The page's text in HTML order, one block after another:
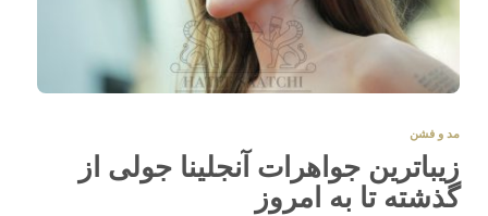
مد و فشن
زیباترین جواهرات آنجلینا جولی از
گذشته تا به امروز